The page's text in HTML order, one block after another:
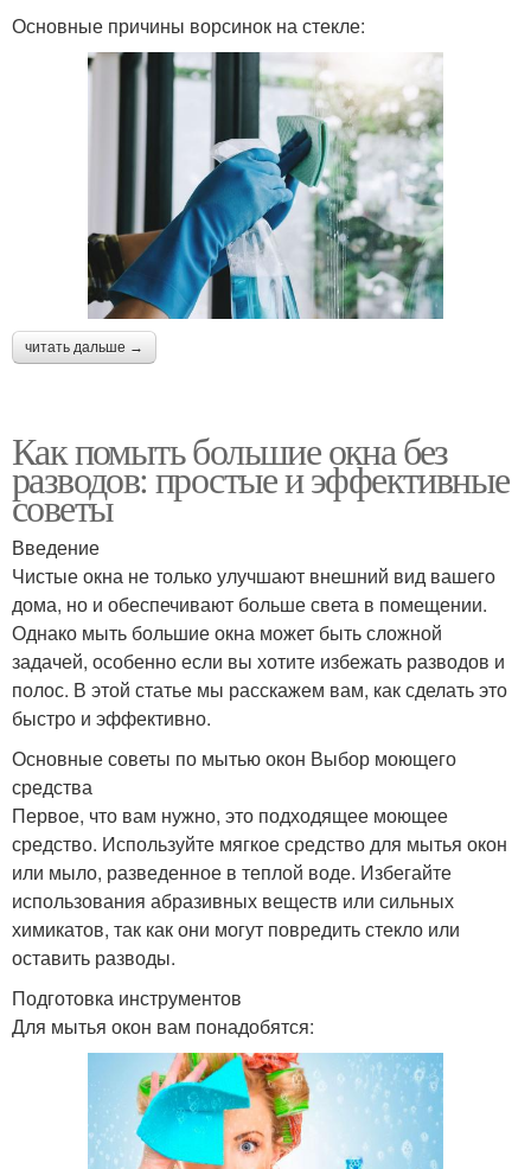
Основные причины ворсинок на стекле:
читать дальше →
Как помыть большие окна без
разводов: простые и эффективные
советы
Введение
Чистые окна не только улучшают внешний вид вашего
дома, но и обеспечивают больше света в помещении.
Однако мыть большие окна может быть сложной
задачей, особенно если вы хотите избежать разводов и
полос. В этой статье мы расскажем вам, как сделать это
быстро и эффективно.
Основные советы по мытью окон Выбор моющего
средства
Первое, что вам нужно, это подходящее моющее
средство. Используйте мягкое средство для мытья окон
или мыло, разведенное в теплой воде. Избегайте
использования абразивных веществ или сильных
химикатов, так как они могут повредить стекло или
оставить разводы.
Подготовка инструментов
Для мытья окон вам понадобятся: